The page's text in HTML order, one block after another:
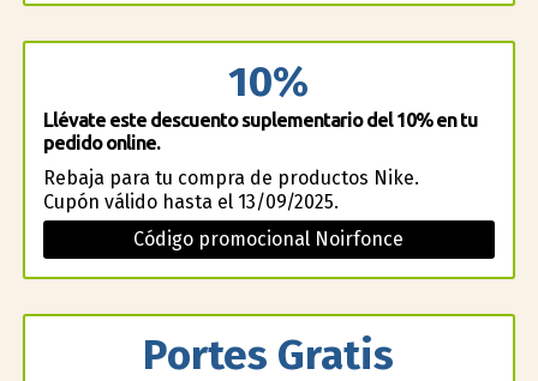
10%
Llévate este descuento suplementario del 10% en tu
pedido online.
Rebaja para tu compra de productos Nike.
Cupón válido hasta el 13/09/2025.
Código promocional Noirfonce
Portes Gratis